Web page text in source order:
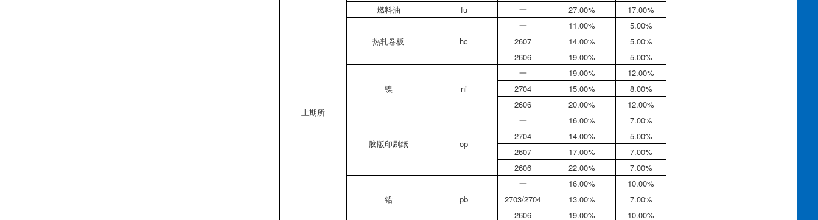
上期所
燃料油
fu 一 27.00% 17.00%
热轧卷板 hc
一 11.00%
5.00%
2607
14.00%
5.00%
2606
19.00% 5.00%
镍 ni
一 19.00%
12.00%
2704
15.00%
8.00%
2606
20.00% 12.00%
胶版印刷纸 op
一 16.00%
7.00%
2704
14.00%
5.00%
2607
17.00%
7.00%
2606
22.00% 7.00%
铅 pb
一 16.00%
10.00%
2703/2704
13.00%
7.00%
2606
19.00% 10.00%